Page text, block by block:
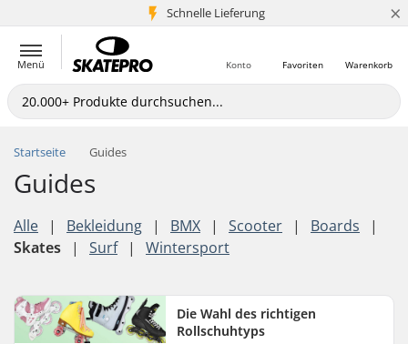
Schnelle Lieferung
5+ Mio. Kunden ×
Menü Warenkorb
Favoriten
Konto
Startseite Guides
Guides
Alle | Bekleidung | BMX | Scooter | Boards
|
Skates
| Surf | Wintersport
Die Wahl des richtigen
Rollschuhtyps